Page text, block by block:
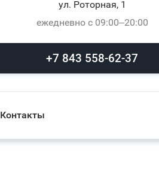
ул. Роторная, 1
ежедневно с 09:00–20:00
+7 843 558-62-37
Контакты